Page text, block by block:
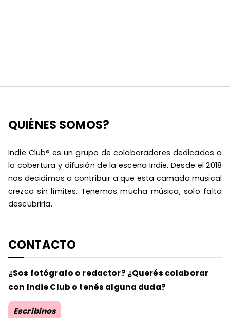
QUIÉNES SOMOS?
Indie Club® es un grupo de colaboradores dedicados a
la cobertura y difusión de la escena Indie. Desde el 2018
nos decidimos a contribuir a que esta camada musical
crezca sin límites. Tenemos mucha música, solo falta
descubrirla.
CONTACTO
¿Sos fotógrafo o redactor? ¿Querés colaborar
con Indie Club o tenés alguna duda?
Escribinos